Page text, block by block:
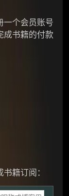
一个会员账号
成书籍的付款
籍订阅：